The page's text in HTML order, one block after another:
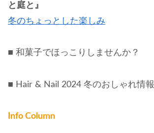
と庭と』
冬のちょっとした楽しみ
■ 和菓子でほっこりしませんか？
■ Hair & Nail 2024 冬のおしゃれ情報
Info Column